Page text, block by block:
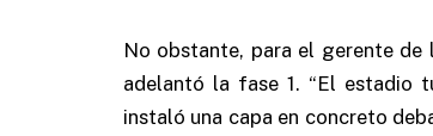
No obstante, para el gerente
adelantó la fase 1. “El estadio
instaló una capa en concreto